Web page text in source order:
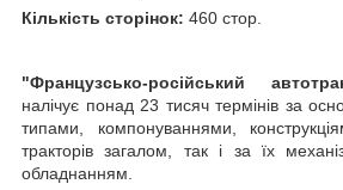
Кількість сторінок: 460 стор.
"Французсько-російський
налічує понад 23 тисяч термінів за
типами, компонуваннями,
тракторів загалом, так і за їх
обладнанням.